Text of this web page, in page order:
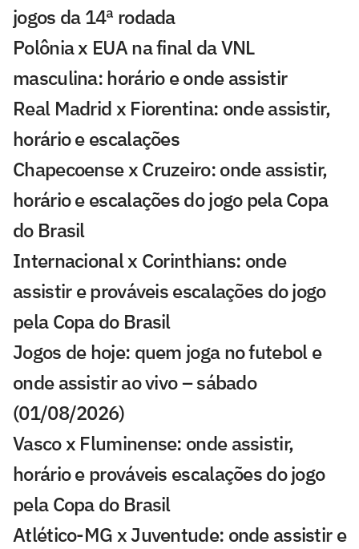
jogos da 14ª rodada
Polônia x EUA na final da VNL
masculina: horário e onde assistir
Real Madrid x Fiorentina: onde assistir,
horário e escalações
Chapecoense x Cruzeiro: onde assistir,
horário e escalações do jogo pela Copa
do Brasil
Internacional x Corinthians: onde
assistir e prováveis escalações do jogo
pela Copa do Brasil
Jogos de hoje: quem joga no futebol e
onde assistir ao vivo – sábado
(01/08/2026)
Vasco x Fluminense: onde assistir,
horário e prováveis escalações do jogo
pela Copa do Brasil
Atlético-MG x Juventude: onde assistir e